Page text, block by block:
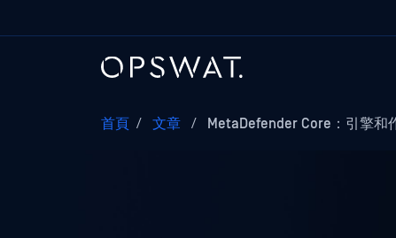
首頁 / 文章 / MetaDefender Core：引擎和